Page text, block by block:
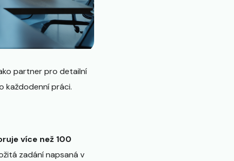
partner pro detailní
každodenní práci.
více než 100
zadání napsaná v